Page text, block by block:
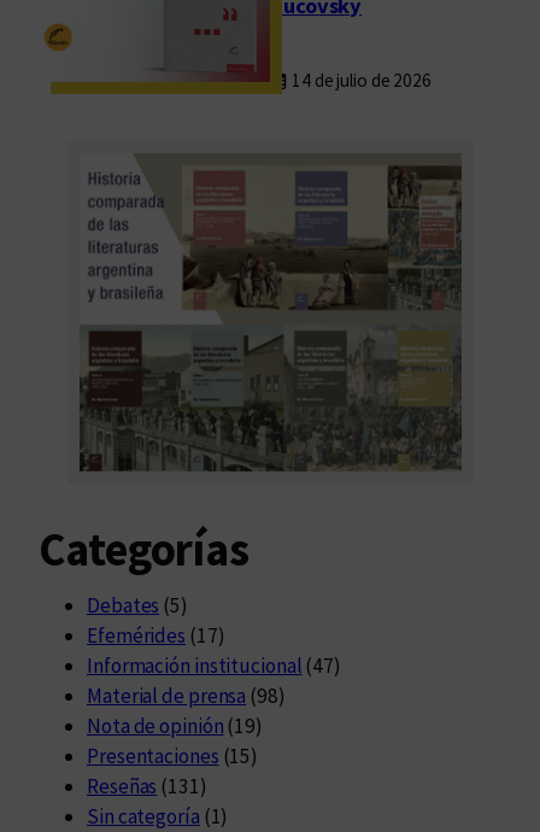
Rucovsky
14 de julio de 2026
Categorías
Debates (5)
Efemérides (17)
Información institucional (47)
Material de prensa (98)
Nota de opinión (19)
Presentaciones (15)
Reseñas (131)
Sin categoría (1)